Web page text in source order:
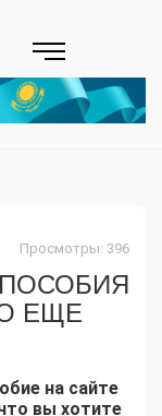
Просмотры: 396
ЕЩЕ
на сайте
вы хотите